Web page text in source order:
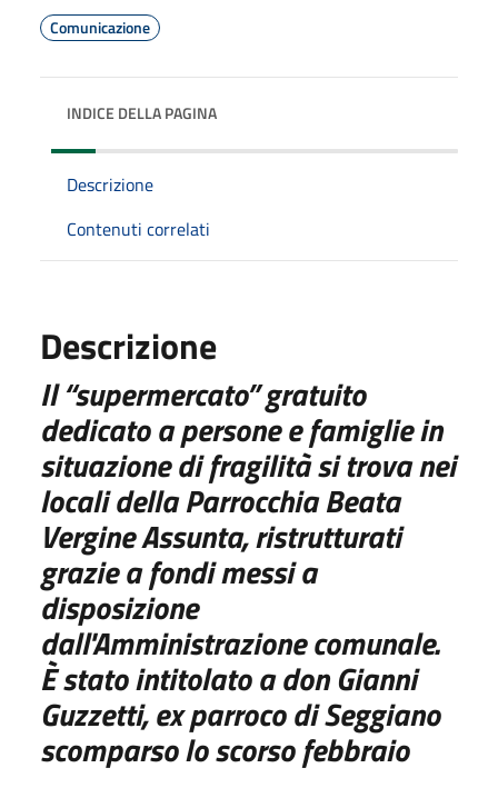
Comunicazione
INDICE DELLA PAGINA
Descrizione
Contenuti correlati
Descrizione
Il “supermercato” gratuito
dedicato a persone e famiglie in
situazione di fragilità si trova nei
locali della Parrocchia Beata
Vergine Assunta, ristrutturati
grazie a fondi messi a
disposizione
dall'Amministrazione comunale.
È stato intitolato a don Gianni
Guzzetti, ex parroco di Seggiano
scomparso lo scorso febbraio